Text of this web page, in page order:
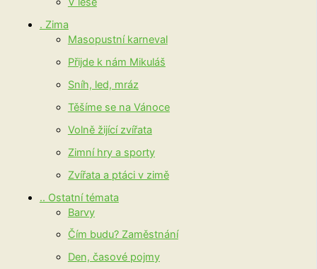
. Zima
Masopustní karneval
Přijde k nám Mikuláš
Sníh, led, mráz
Těšíme se na Vánoce
Volně žijící zvířata
Zimní hry a sporty
Zvířata a ptáci v zimě
.. Ostatní témata
Barvy
Čím budu? Zaměstnání
Den, časové pojmy